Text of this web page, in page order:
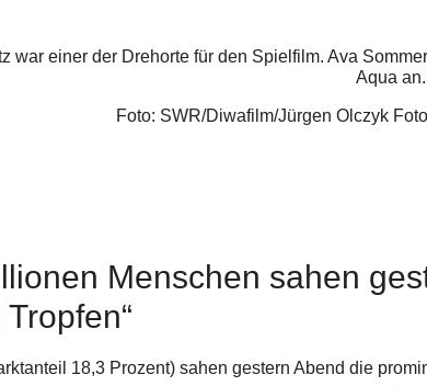
war einer der Drehorte für den Spielfilm. Ava
Aqua an.
Foto: SWR/Diwafilm/Jürgen Olczyk
Menschen sahen
18,3 Prozent) sahen gestern Abend die